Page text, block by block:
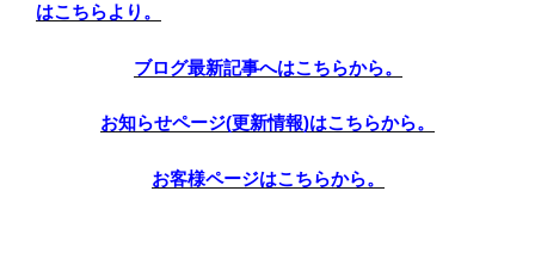
はこちらより。
ブログ最新記事へはこちらから。
お知らせページ(更新情報)はこちらから。
お客様ページはこちらから。